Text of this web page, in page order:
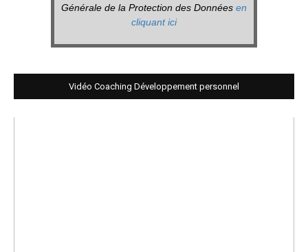
Générale de la Protection des Données en
cliquant ici
Vidéo Coaching Développement personnel